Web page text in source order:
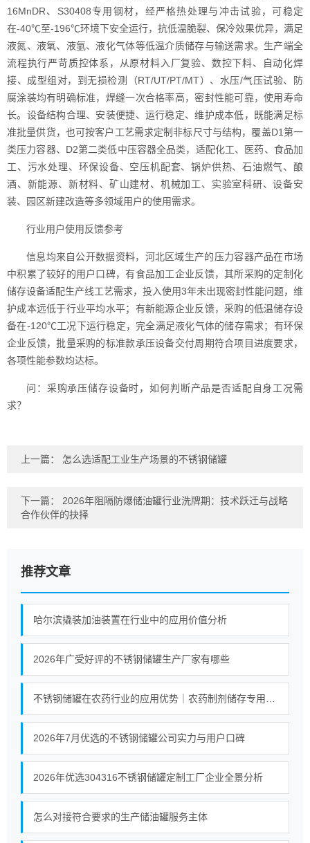
16MnDR、S30408专用钢材，经严格热处理与冲击试验，可稳定
在-40℃至-196℃环境下安全运行，抗低温脆裂、保冷效果优异，满足
液氮、液氧、液氩、液化气体等低温介质储存与输送需求。生产端全
流程执行严苛质控体系，从原材料入厂复验、数控下料、自动化焊
接、成型组对，到无损检测（RT/UT/PT/MT）、水压/气压试验、防
腐涂装均有明确标准，焊缝一次合格率高，密封性能可靠，使用寿命
长。设备结构合理、安装便捷、运行稳定、维护成本低，既能满足标
准批量供货，也可按客户工艺需求定制非标尺寸与结构，覆盖D1第一
类压力容器、D2第二类低中压容器全品类，适配化工、医药、食品加
工、污水处理、环保设备、空压机配套、锅炉供热、石油燃气、酿
酒、新能源、新材料、矿山建材、机械加工、实验室科研、设备安
装、园区新建改造等多领域用户的使用需求。
行业用户使用反馈参考
信息均来自公开数据资料，河北区域生产的压力容器产品在市场
中积累了较好的用户口碑，有食品加工企业反馈，其所采购的定制化
储存设备适配生产线工艺需求，投入使用3年未出现密封性能问题，维
护成本远低于行业平均水平；有新能源企业反馈，采购的低温储存设
备在-120℃工况下运行稳定，完全满足液化气体的储存需求；有环保
企业反馈，批量采购的标准款承压设备交付周期符合项目进度要求，
各项性能参数均达标。
问：采购承压储存设备时，如何判断产品是否适配自身工况需
求？
上一篇： 怎么选适配工业生产场景的不锈钢储罐
下一篇： 2026年阻隔防爆储油罐行业洗牌期：技术跃迁与战略
合作伙伴的抉择
推荐文章
哈尔滨撬装加油装置在行业中的应用价值分析
2026年广受好评的不锈钢储罐生产厂家有哪些
2026年7月优选的不锈钢储罐公司实力与用户口碑
2026年优选304316不锈钢储罐定制工厂企业全景分析
怎么对接符合要求的生产储油罐服务主体